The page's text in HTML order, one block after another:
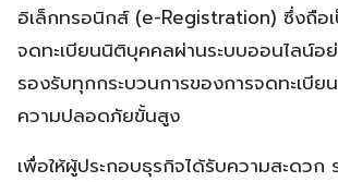
อิเล็กทรอนิกส์ (e-Registration) ซึ่งถือ
จดทะเบียนนิติบุคคลผ่านระบบออนไลน์อ
รองรับทุกกระบวนการของการจดทะเบีย
ความปลอดภัยขั้นสูง
เพื่อให้ผู้ประกอบธุรกิจได้รับความสะดวก